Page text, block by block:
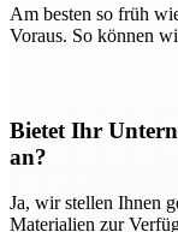
Am besten so früh
Voraus. So können
Bietet Ihr
an?
Ja, wir stellen Ihnen
Materialien zur